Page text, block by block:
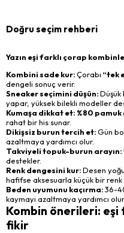
Doğru seçim rehberi
Yazın eşi farklı çorap
Kombini sade kur:Çorabı “tek
dengeli sonuç verir.
Sneaker seçimini düşün:Düşük
yapar, yüksek bilekli modeller
Kumaşa dikkat et: %80 pamuk
rahat bir his sunar.
Dikişsiz burun tercih et:Gün
azaltmaya yardımcı olur.
Takviyeli topuk-burun arayın:
destekler.
Renk dengesini kur:Desen
hafifse aksesuarla küçük bir renk
Beden uyumunu kaçırma:36-
kaymayı azaltmaya yardımcı olur.
Kombin önerileri: eşi
fikir